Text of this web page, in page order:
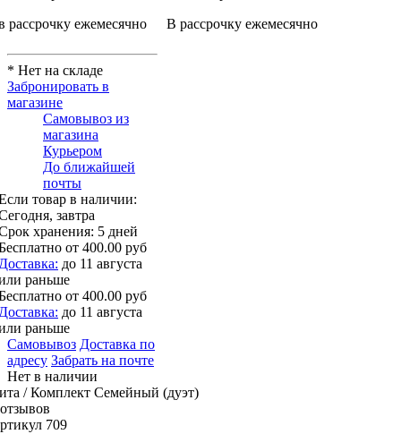
рассрочку ежемесячно
* Нет на складе
Забронировать в
магазине
Самовывоз из
магазина
Курьером
До ближайшей
почты
товар в наличии:
завтра
хранения: 5 дней
от 400.00 руб
до 11 августа
раньше
от 400.00 руб
до 11 августа
раньше
Самовывоз Доставка по
адресу Забрать на почте
Нет в наличии
В рассрочку ежемесячно
/ Комплект Семейный (дуэт)
709